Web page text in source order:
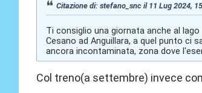
Citazione di: stefano_snc il 11 Lug 2024,
Ti consiglio una giornata anche al
Cesano ad Anguillara, a quel punto ci
ancora incontaminata, zona dove
Col treno(a settembre) invece